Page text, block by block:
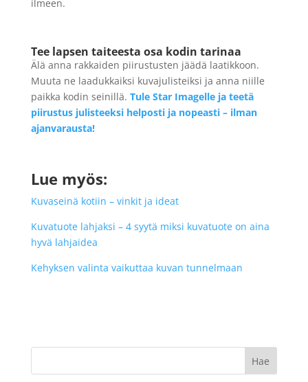
ilmeen.
Tee lapsen taiteesta osa kodin tarinaa
Älä anna rakkaiden piirustusten jäädä laatikkoon.
Muuta ne laadukkaiksi kuvajulisteiksi ja anna niille
paikka kodin seinillä. Tule Star Imagelle ja teetä
piirustus julisteeksi helposti ja nopeasti – ilman
ajanvarausta!
Lue myös:
Kuvaseinä kotiin – vinkit ja ideat
Kuvatuote lahjaksi – 4 syytä miksi kuvatuote on aina
hyvä lahjaidea
Kehyksen valinta vaikuttaa kuvan tunnelmaan